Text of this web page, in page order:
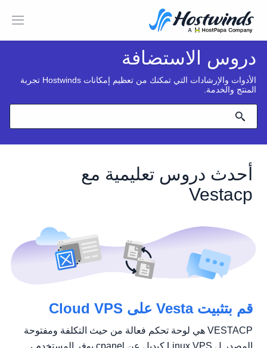
دروس الاستضافة
الأدوات والإرشادات التي تمكنك من تعظيم إمكانات Hostwinds تجربة
المنتج والخدمة.
أحدث دروس تعليمية مع
Vestacp
قم بتثبيت Vesta على Cloud VPS
VESTACP هي لوحة تحكم فعالة من حيث التكلفة ومفتوحة
المصدر ل Linux VPS كبديل عن cpanel.يوفر المستخدم ،